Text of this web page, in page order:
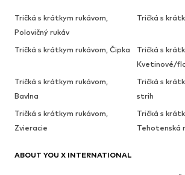
Tričká s krátkym rukávom,
Polovičný rukáv
Tričká s
Tričká s krátkym rukávom, Čipka
Tričká s
Kvetinové/
Tričká s krátkym rukávom,
Bavlna
Tričká s
strih
Tričká s krátkym rukávom,
Zvieracie
Tričká s
Tehotenská
ABOUT YOU X INTERNATIONAL